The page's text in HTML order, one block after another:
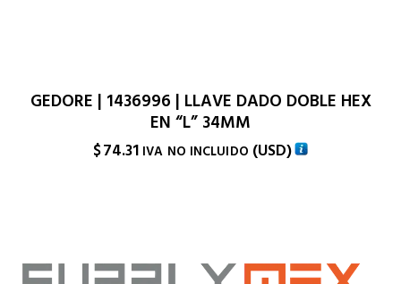
GEDORE | 1436996 | LLAVE DADO DOBLE HEX
EN “L” 34MM
$74.31 IVA NO INCLUIDO (USD)